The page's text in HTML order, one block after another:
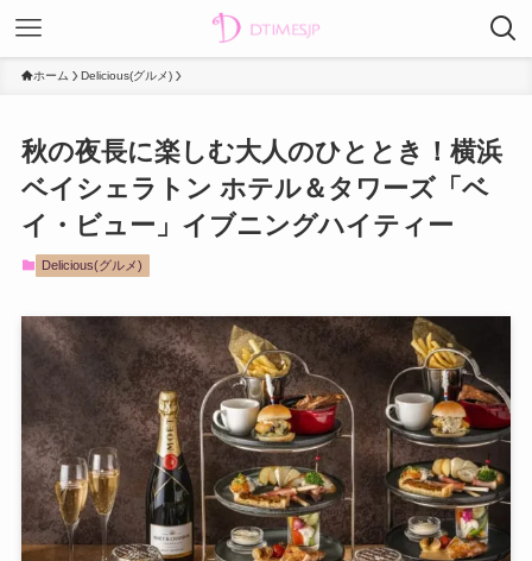
ホーム Delicious(グルメ)
秋の夜長に楽しむ大人のひととき！横浜
ベイシェラトン ホテル＆タワーズ「ベ
イ・ビュー」イブニングハイティー
Delicious(グルメ)